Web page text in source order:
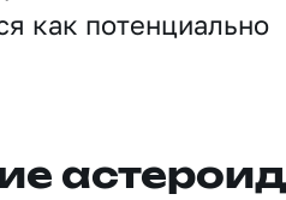
как потенциально